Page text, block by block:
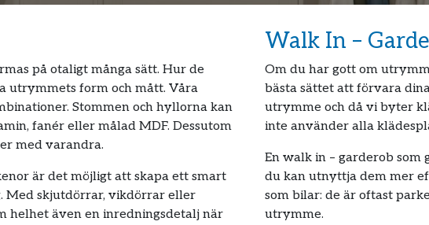
på otaligt många sätt. Hur de
utrymmets form och mått. Våra
Stommen och hyllorna kan
fanér eller målad MDF. Dessutom
med varandra.
är det möjligt att skapa ett smart
Med skjutdörrar, vikdörrar eller
helhet även en inredningsdetalj när
Walk In –
Om du har gott om
bästa sättet att förvara
utrymme och då vi byter
inte använder alla
En walk in – garderob
du kan utnyttja dem mer
som bilar: de är oftast
utrymme.